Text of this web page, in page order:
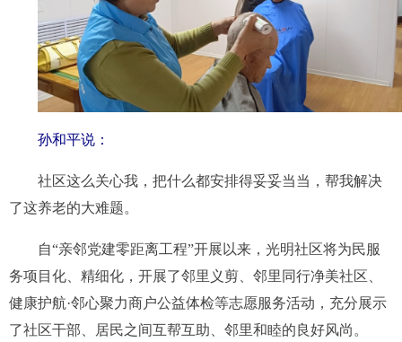
孙和平说 ：
社区这么关心我，把什么都安排得妥妥当当，帮我解决
了这养老的大难题。
自“亲邻党建零距离工程”开展以来，光明社区将为民服
务项目化、精细化，开展了邻里义剪、邻里同行净美社区、
健康护航·邻心聚力商户公益体检等志愿服务活动，充分展示
了社区干部、居民之间互帮互助、邻里和睦的良好风尚。